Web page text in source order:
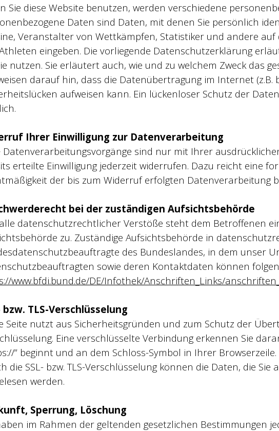
Sie diese Website benutzen, werden verschiedene
Daten sind Daten, mit denen Sie persönlich
Veranstalter von Wettkämpfen, Statistiker und andere auf
eingeben. Die vorliegende Datenschutzerklärung
nutzen. Sie erläutert auch, wie und zu welchem Zweck das
darauf hin, dass die Datenübertragung im Internet (z.B.
aufweisen kann. Ein lückenloser Schutz der
Ihrer Einwilligung zur Datenverarbeitung
Datenverarbeitungsvorgänge sind nur mit Ihrer
erteilte Einwilligung jederzeit widerrufen. Dazu reicht eine
der bis zum Widerruf erfolgten Datenverarbeitung
bei der zuständigen Aufsichtsbehörde
datenschutzrechtlicher Verstöße steht dem Betroffenen
zu. Zuständige Aufsichtsbehörde in
des Bundeslandes, in dem unser
sowie deren Kontaktdaten können
www.bfdi.bund.de/DE/Infothek/Anschriften_Links/
bzw. TLS-Verschlüsselung
Seite nutzt aus Sicherheitsgründen und zum Schutz der
Eine verschlüsselte Verbindung erkennen Sie
” beginnt und an dem Schloss-Symbol in Ihrer Browserzeile.
die SSL- bzw. TLS-Verschlüsselung können die Daten, die
werden.
Sperrung, Löschung
im Rahmen der geltenden gesetzlichen Bestimmungen